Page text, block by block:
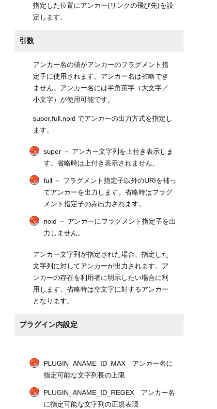
指定した位置にアンカー(リンクの飛び先)を設
定します。
引数
アンカー名の値がアンカーのフラグメント指
定子に使用されます。アンカー名は省略でき
ません。アンカー名には半角英字（大文字／
小文字）が使用可能です。
super,full,noid でアンカーの出力方式を指定し
ます。
super － アンカー文字列を上付き表示しま
す。省略時は上付き表示されません。
full － フラグメント指定子以外のURIを補っ
てアンカーを出力します。省略時はフラグ
メント指定子のみ出力されます。
noid － アンカーにフラグメント指定子を出
力しません。
アンカー文字列が指定された場合、指定した
文字列に対してアンカーが出力されます。ア
ンカーの存在を利用者に明示したい場合に利
用します。省略時は空文字に対するアンカー
となります。
プラグイン内設定
PLUGIN_ANAME_ID_MAX アンカー名に
指定可能な文字列長の上限
PLUGIN_ANAME_ID_REGEX アンカー名
に指定可能な文字列の正規表現